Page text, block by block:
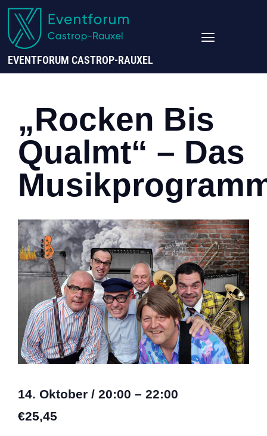
EVENTFORUM CASTROP-RAUXEL
„Rocken Bis
Qualmt“ – Das
14. Oktober / 20:00 – 22:00
€25,45